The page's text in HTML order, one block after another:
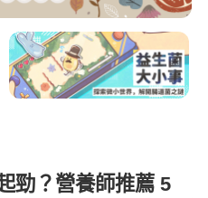
勁？營養師推薦 5